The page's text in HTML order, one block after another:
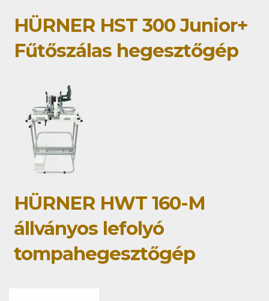
HÜRNER HST 300 Junior+
Fűtőszálas hegesztőgép
HÜRNER HWT 160-M
állványos lefolyó
tompahegesztőgép